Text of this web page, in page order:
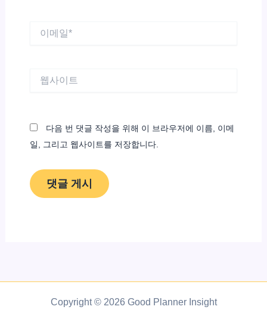
다음 번 댓글 작성을 위해 이 브라우저에 이름, 이메
일, 그리고 웹사이트를 저장합니다.
Copyright © 2026 Good Planner Insight